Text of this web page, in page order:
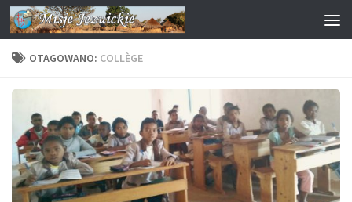
Przejdź do treści
OTAGOWANO: COLLÈGE